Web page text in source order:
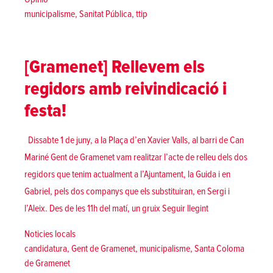
Tags:
municipalisme, Sanitat Pública, ttip
[Gramenet] Rellevem els
regidors amb reivindicació i
festa!
Dissabte 1 de juny, a la Plaça d’en Xavier Valls, al barri de Can
Mariné Gent de Gramenet vam realitzar l’acte de relleu dels dos
regidors que tenim actualment a l’Ajuntament, la Guida i en
Gabriel, pels dos companys que els substituiran, en Sergi i
l’Aleix. Des de les 11h del matí, un gruix Seguir llegint«[Gramenet]
Posted in
Noticies locals
Tags:
candidatura, Gent de Gramenet, municipalisme, Santa Coloma
de Gramenet